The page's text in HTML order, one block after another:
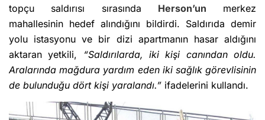
topçu saldırısı sırasında Herson’un merkez
mahallesinin hedef alındığını bildirdi. Saldırıda demir
yolu istasyonu ve bir dizi apartmanın hasar aldığını
aktaran yetkili,
“Saldırılarda, iki kişi canından oldu.
Aralarında mağdura yardım eden iki sağlık görevlisinin
de bulunduğu dört kişi yaralandı.” ifadelerini kullandı.